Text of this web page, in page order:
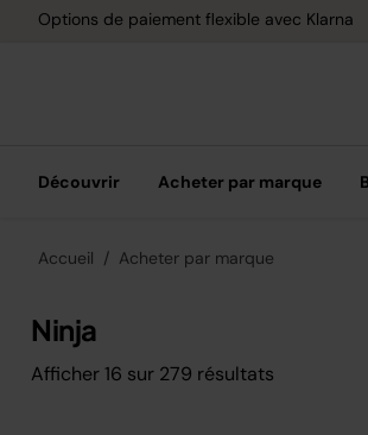
Options de paiement flexible avec Klarna
Découvrir Acheter par marque
Accueil Acheter par marque
Ninja
Afficher 16 sur 279 résultats